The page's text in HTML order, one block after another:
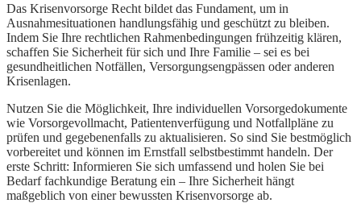
Das Krisenvorsorge Recht bildet das Fundament, um in
Ausnahmesituationen handlungsfähig und geschützt zu bleiben.
Indem Sie Ihre rechtlichen Rahmenbedingungen frühzeitig klären,
schaffen Sie Sicherheit für sich und Ihre Familie – sei es bei
gesundheitlichen Notfällen, Versorgungsengpässen oder anderen
Krisenlagen.
Nutzen Sie die Möglichkeit, Ihre individuellen Vorsorgedokumente
wie Vorsorgevollmacht, Patientenverfügung und Notfallpläne zu
prüfen und gegebenenfalls zu aktualisieren. So sind Sie bestmöglich
vorbereitet und können im Ernstfall selbstbestimmt handeln. Der
erste Schritt: Informieren Sie sich umfassend und holen Sie bei
Bedarf fachkundige Beratung ein – Ihre Sicherheit hängt
maßgeblich von einer bewussten Krisenvorsorge ab.